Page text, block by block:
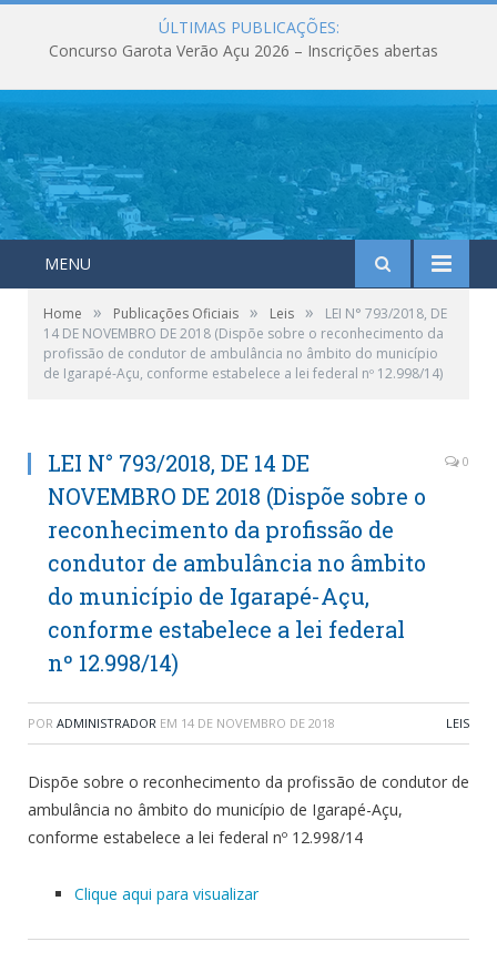
ÚLTIMAS PUBLICAÇÕES:
Concurso Garota Verão Açu 2026 – Inscrições abertas
MENU
Home » Publicações Oficiais » Leis »
LEI N° 793/2018, DE
14 DE NOVEMBRO DE 2018 (Dispõe sobre o reconhecimento da
profissão de condutor de ambulância no âmbito do município
de Igarapé-Açu, conforme estabelece a lei federal nº 12.998/14)
LEI N° 793/2018, DE 14 DE
NOVEMBRO DE 2018 (Dispõe sobre o
reconhecimento da profissão de
condutor de ambulância no âmbito
do município de Igarapé-Açu,
conforme estabelece a lei federal
nº 12.998/14)
0
POR ADMINISTRADOR EM 14 DE NOVEMBRO DE 2018 LEIS
Dispõe sobre o reconhecimento da profissão de condutor de
ambulância no âmbito do município de Igarapé-Açu,
conforme estabelece a lei federal nº 12.998/14
Clique aqui para visualizar